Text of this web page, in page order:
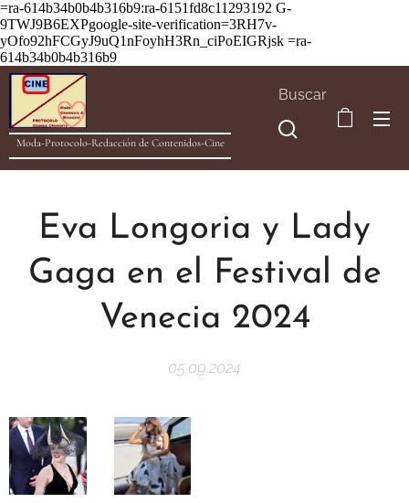
=ra-614b34b0b4b316b9:ra-6151fd8c11293192 G-
9TWJ9B6EXPgoogle-site-verification=3RH7v-
yOfo92hFCGyJ9uQ1nFoyhH3Rn_ciPoEIGRjsk =ra-
614b34b0b4b316b9
Moda-Protocolo-Redacción de Contenidos-Cine
Buscar
Eva Longoria y Lady
Gaga en el Festival de
Venecia 2024
05.09.2024